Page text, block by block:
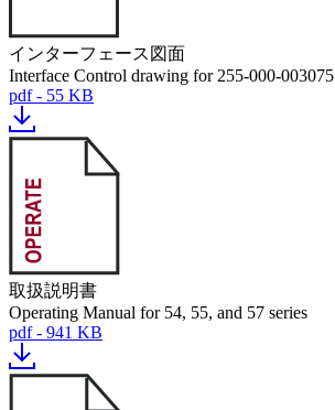
インターフェース図面
Interface Control drawing for 255-000-003075
pdf - 55 KB
取扱説明書
Operating Manual for 54, 55, and 57 series
pdf - 941 KB